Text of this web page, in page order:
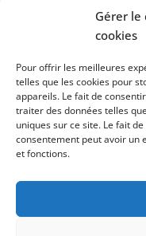
Gérer le
cookies
Pour offrir les meilleures
telles que les cookies pour
appareils. Le fait de
traiter des données telles
uniques sur ce site. Le fait
consentement peut avoir un
et fonctions.